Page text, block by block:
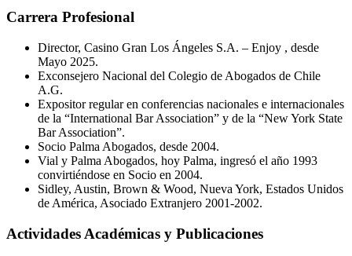
Carrera Profesional
Director, Casino Gran Los Ángeles S.A. – Enjoy , desde
Mayo 2025.
Exconsejero Nacional del Colegio de Abogados de Chile
A.G.
Expositor regular en conferencias nacionales e internacionales
de la “International Bar Association” y de la “New York State
Bar Association”.
Socio Palma Abogados, desde 2004.
Vial y Palma Abogados, hoy Palma, ingresó el año 1993
convirtiéndose en Socio en 2004.
Sidley, Austin, Brown & Wood, Nueva York, Estados Unidos
de América, Asociado Extranjero 2001-2002.
Actividades Académicas y Publicaciones